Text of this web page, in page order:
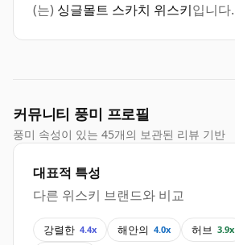
(는) 싱글몰트 스카치 위스키입니다.
커뮤니티 풍미 프로필
풍미 속성이 있는 45개의 보관된 리뷰 기반
대표적 특성
다른 위스키 브랜드와 비교
강렬한 4.4x 해안의 4.0x 허브 3.9x